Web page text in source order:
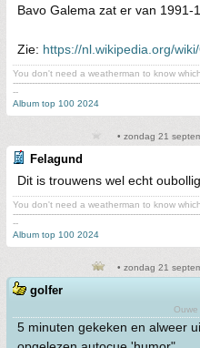
Bavo Galema zat er van 1991-
Zie: https://nl.wikipedia.org/
You don't need a weatherman to know
--
Album top 100 2024
• zondag 21
Felagund
Dit is trouwens wel echt oubollig.
You don't need a weatherman to know
--
Album top 100 2024
• zondag 21
golfer
Ouwe
5 minuten gekeken en alweer